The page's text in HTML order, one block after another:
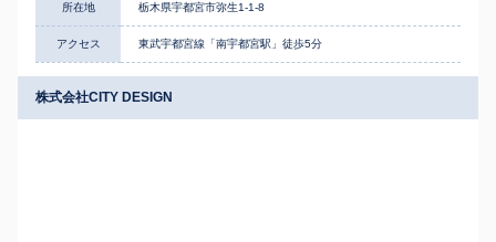
所在地 栃木県宇都宮市弥生1-1-8
アクセス 東武宇都宮線「南宇都宮駅」徒歩5分
株式会社CITY DESIGN